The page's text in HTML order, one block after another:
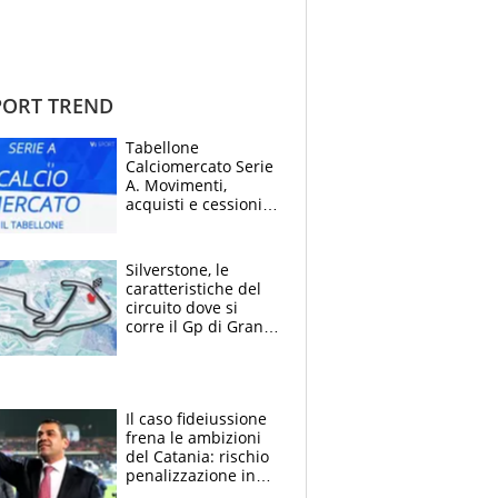
TREND
Tabellone
Calciomercato Serie
A. Movimenti,
acquisti e cessioni:
Silverstone, le
caratteristiche del
circuito dove si
corre il Gp di Gran
Il caso fideiussione
frena le ambizioni
del Catania: rischio
penalizzazione in